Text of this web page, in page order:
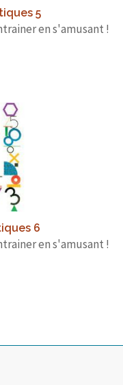
5
en s'amusant !
6
en s'amusant !